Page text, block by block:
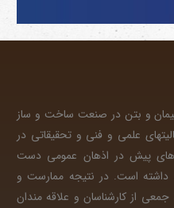
و بتن در صنعت ساخت و ساز
علمی و فنی و تحقیقاتی در
های پیش در اذهان عمومی دست
داشته است. در نتیجه ممارست و
از کارشناسان و علاقه مندان